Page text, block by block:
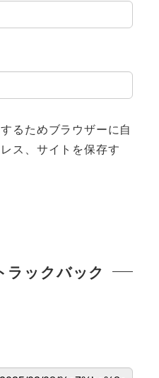
るためブラウザーに自
ス、サイトを保存す
ラックバック